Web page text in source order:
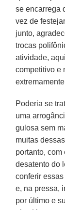
se encarrega
vez de
junto,
trocas
atividade,
competitivo e
Poderia se
uma
gulosa sem
muitas
portanto,
desatento do
conferir
e, na pressa,
por último e